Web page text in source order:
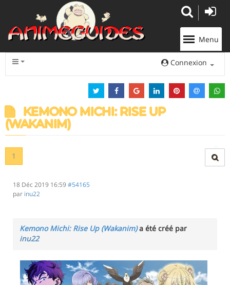
Menu
Connexion
KEMONO MICHI: RISE UP
(WAKANIM)
1
18 Déc 2019 16:59#54165
par inu22
Kemono Michi: Rise Up (Wakanim)a été créé par
inu22
Panneau de gestion des cookies